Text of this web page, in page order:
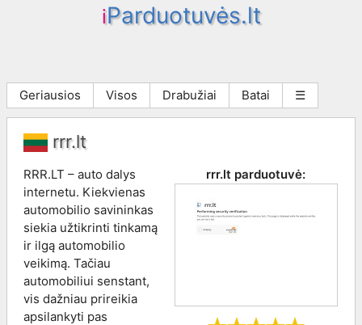
iParduotuvės.lt
Geriausios Visos Drabužiai Batai ☰
rrr.lt
rrr.lt parduotuvė:
RRR.LT – auto dalys
internetu. Kiekvienas
automobilio savininkas
siekia užtikrinti tinkamą
ir ilgą automobilio
veikimą. Tačiau
automobiliui senstant,
vis dažniau prireikia
apsilankyti pas